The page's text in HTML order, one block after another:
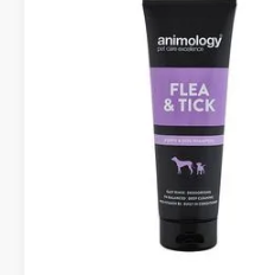
Produkt je zaradený v
Šampóny pre psov
Chovateľstvo
Starostlivosť o kožu a srsť
Antiparazitiká